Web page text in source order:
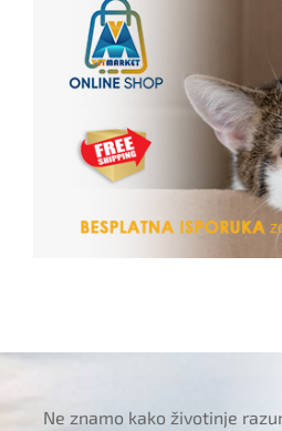
Ne znamo kako životinje